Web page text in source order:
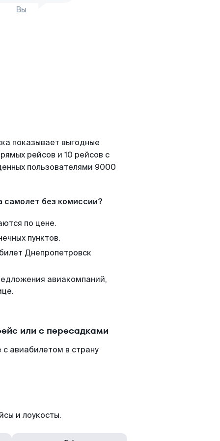
Вы
показывает выгодные
рейсов и 10 рейсов с
пользователями 9000
самолет без комиссии?
по цене.
пунктов.
Днепропетровск
авиакомпаний,
или с пересадками
авиабилетом в страну
и лоукосты.